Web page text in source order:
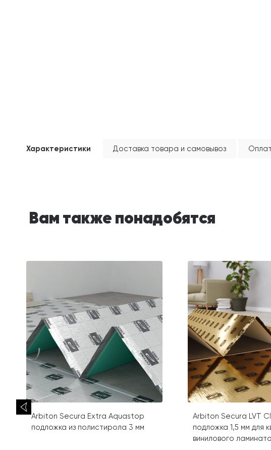
Ваши
Характеристики Доставка товара и самовывоз
Вам также понадобятся
Arbiton Secura Extra Aquastop
подложка из полистирола 3 мм
Arbiton Secura LVT
подложка 1,5 мм для
винилового ламината